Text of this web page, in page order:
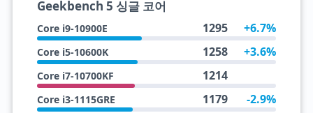
Geekbench 5 싱글 코어
Core i9-10900E 1295 +6.7%
Core i5-10600K 1258 +3.6%
Core i7-10700KF 1214
Core i3-1115GRE 1179 -2.9%